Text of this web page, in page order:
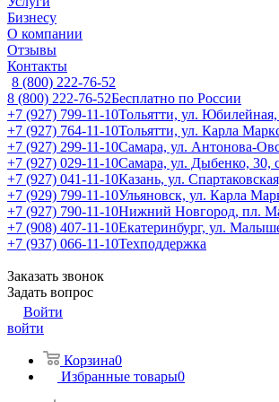
Бизнесу
О компании
Отзывы
Контакты
8 (800) 222-76-52
8 (800) 222-76-52Бесплатно по России
+7 (927) 799-11-10Тольятти, ул.
+7 (927) 764-11-10Тольятти, ул. Карла
+7 (927) 299-11-10Самара, ул. Антонова-
+7 (927) 029-11-10Самара, ул. Дыбенко, 30,
+7 (927) 041-11-10Казань, ул.
+7 (929) 799-11-10Ульяновск, ул. Карла
+7 (927) 790-11-10Нижний Новгород, пл.
+7 (908) 407-11-10Екатеринбург, ул.
+7 (937) 066-11-10Техподдержка
Заказать звонок
Задать вопрос
Войти
войти
Корзина0
Избранные товары0